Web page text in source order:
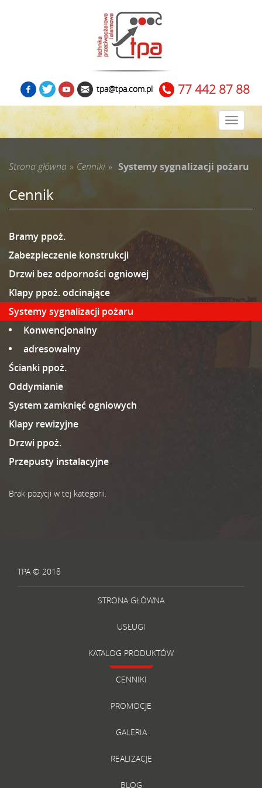
tpa@tpa.com.pl 77 442 87 88
Zwiń
menu
Strona główna » Cenniki » Systemy sygnalizacji pożaru
Cennik
Bramy ppoż.
Zabezpieczenie konstrukcji
Drzwi bez odporności ogniowej
Klapy ppoż. odcinające
Systemy sygnalizacji pożaru
Konwencjonalny
adresowalny
Ścianki ppoż.
Oddymianie
System zamknięć ogniowych
Klapy rewizyjne
Drzwi ppoż.
Przepusty instalacyjne
Brak pozycji w tej kategorii.
TPA © 2018
STRONA GŁÓWNA
USŁUGI
KATALOG PRODUKTÓW
CENNIKI
PROMOCJE
GALERIA
REALIZACJE
BLOG